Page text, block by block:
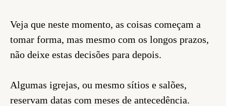
Veja que neste momento, as coisas começam a
tomar forma, mas mesmo com os longos prazos,
não deixe estas decisões para depois.
Algumas igrejas, ou mesmo sítios e salões,
reservam datas com meses de antecedência.